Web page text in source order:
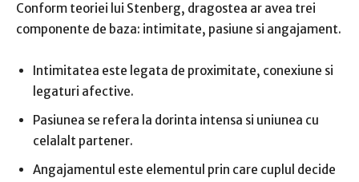
Conform teoriei lui Stenberg, dragostea ar avea trei
componente de baza: intimitate, pasiune si angajament.
Intimitatea este legata de proximitate, conexiune si
legaturi afective.
Pasiunea se refera la dorinta intensa si uniunea cu
celalalt partener.
Angajamentul este elementul prin care cuplul decide